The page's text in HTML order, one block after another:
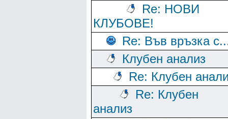
Re: НОВИ
КЛУБОВЕ!
Re: Във връзка
Клубен анализ
Re: Клубен
Re: Клубен
анализ